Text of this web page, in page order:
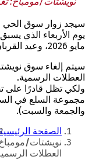
سيجد زوار سوق الحي
مايو 2026، وعيد القربان المقدس، 4 يونيو 2026).
سيتم إلغاء سوق
العطلات الرسمية.
ولكي تظل قادرًا على
مجموعة السلع في
والجمعة والسبت).
أنت
هنا
الصفحة
نويشتات/
العطلات